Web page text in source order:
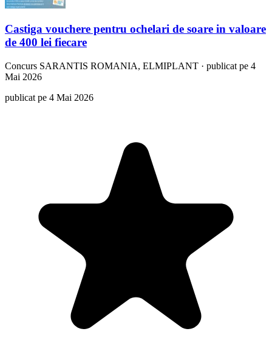
Castiga vouchere pentru ochelari de soare in valoare
de 400 lei fiecare
Concurs SARANTIS ROMANIA, ELMIPLANT · publicat pe 4
Mai 2026
publicat pe 4 Mai 2026